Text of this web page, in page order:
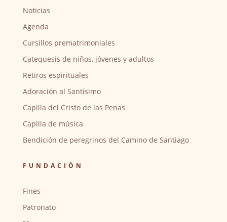
Noticias
Agenda
Cursillos prematrimoniales
Catequesis de niños, jóvenes y adultos
Retiros espirituales
Adoración al Santísimo
Capilla del Cristo de las Penas
Capilla de música
Bendición de peregrinos del Camino de Santiago
FUNDACIÓN
Fines
Patronato